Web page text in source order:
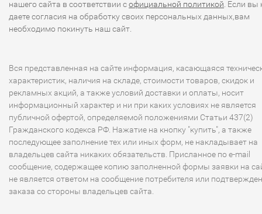
нашего сайта в соответствии софициальной политикой . Если вы
даете согласия на обработку своих персональных данных,вам
необходимо покинуть наш сайт.
Вся представленная на сайте информация, касающаяся
характеристик, наличия на складе, стоимости товаров, скидок и
рекламных акций, а также условий доставки и оплаты, носит
информационный характер и ни при каких условиях не является
публичной офертой, определяемой положениями Статьи 437(2)
Гражданского кодекса РФ. Нажатие на кнопку "купить", а также
последующее заполнение тех или иных форм, не накладывает на
владельцев сайта никаких обязательств. Присланное по e-mail
сообщение, содержащее копию заполненной формы заявки на
не является ответом на сообщение потребителя или
заказа со стороны владельцев сайта.